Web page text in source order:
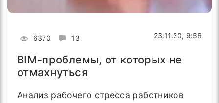
6370 13 23.11.20, 9:56
BIM-проблемы, от которых не
отмахнуться
Анализ рабочего стресса работников